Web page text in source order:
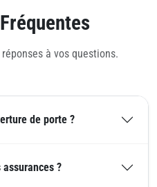
à vos questions.
de porte ?
?